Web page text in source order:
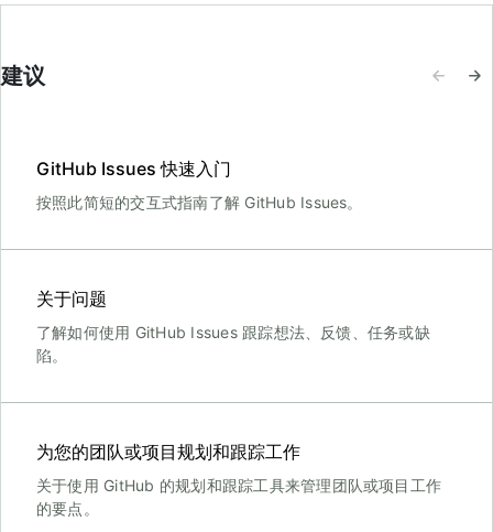
建议
GitHub Issues 快速入门
按照此简短的交互式指南了解 GitHub Issues。
关于问题
了解如何使用 GitHub Issues 跟踪想法、反馈、任务或缺
陷。
为您的团队或项目规划和跟踪工作
关于使用 GitHub 的规划和跟踪工具来管理团队或项目工作
的要点。